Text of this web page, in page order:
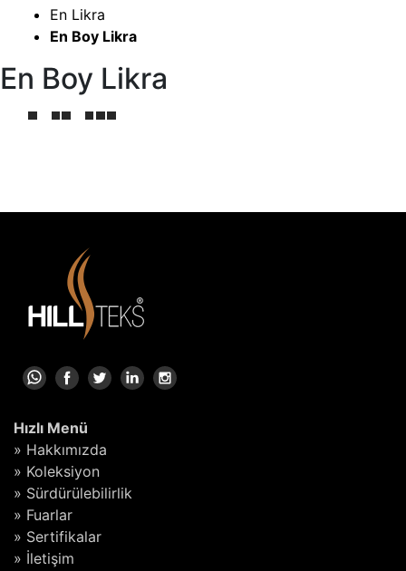
En Likra
En Boy Likra
En Boy Likra
Hızlı Menü
» Hakkımızda
» Koleksiyon
» Sürdürülebilirlik
» Fuarlar
» Sertifikalar
» İletişim